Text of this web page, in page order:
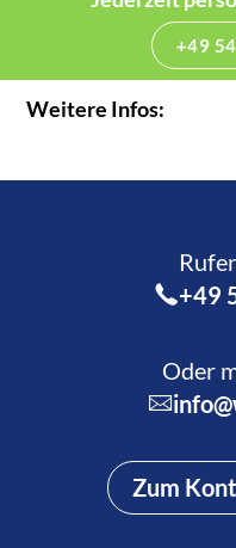
+49
Weitere Infos:
+49
Oder
Zum